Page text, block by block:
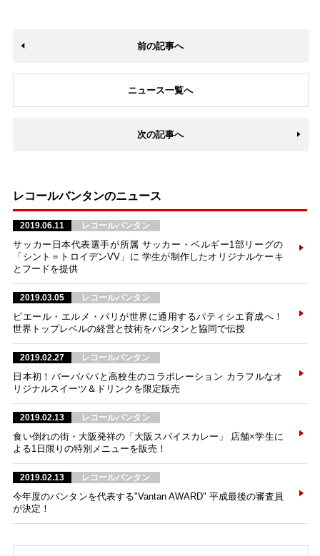
前の記事へ
ニュース一覧へ
次の記事へ
レコールバンタンのニュース
2019.06.11 レコールバンタン
サッカー日本代表選手が所属 サッカー・ベルギー1部リーグの
「シント＝トロイデンVV」に 学生が制作したオリジナルケーキ
とフードを提供
2019.03.05 レコールバンタン
ピエール・エルメ・パリが世界に通用するパティシエ育成へ！
世界トップレベルの経営と技術をバンタンと協同で伝授
2019.02.27 レコールバンタン
日本初！バーバパパと高校生のコラボレーション カラフルなオ
リジナルスイーツ＆ドリンクを限定販売
2019.02.13 レコールバンタン
食い倒れの街・大阪発祥の「大阪スパイスカレー」 店舗×学生に
よる1日限りの特別メニューを販売！
2019.02.13 レコールバンタン
今年度のバンタンを代表する"Vantan AWARD" 平成最後の審査員
が決定！